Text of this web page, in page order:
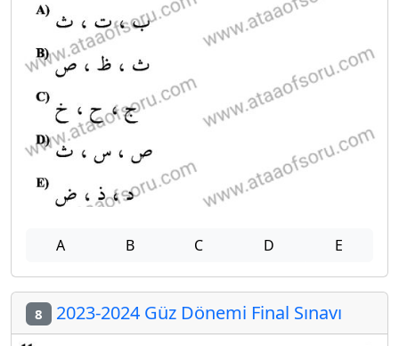
A B C D E
8 2023-2024 Güz Dönemi Final Sınavı